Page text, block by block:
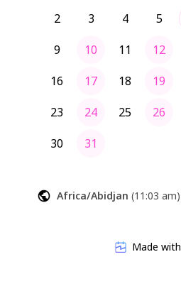
2
3 4 5
9
10 11 12
16
17 18 19
23
24 25 26
30
31
Africa/Abidjan (11:03 am)
Made with